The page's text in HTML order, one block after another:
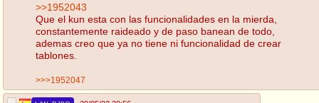
>>1952043
Que el kun esta con las funcionalidades en la mierda,
constantemente raideado y de paso banean de todo,
ademas creo que ya no tiene ni funcionalidad de crear
tablones.
>>>1952047